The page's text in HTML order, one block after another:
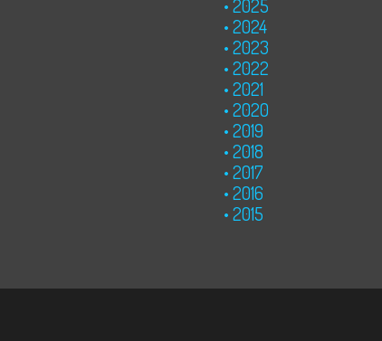
2025
2024
2023
2022
2021
2020
2019
2018
2017
2016
2015